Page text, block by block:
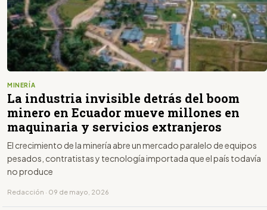
MINERÍA
La industria invisible detrás del boom
minero en Ecuador mueve millones en
maquinaria y servicios extranjeros
El crecimiento de la minería abre un mercado paralelo de equipos
pesados, contratistas y tecnología importada que el país todavía
no produce
Redacción · 09 de mayo, 2026